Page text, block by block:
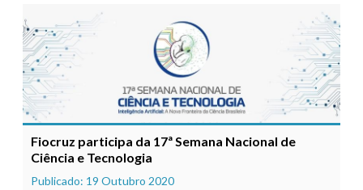
Fiocruz participa da 17ª Semana Nacional de
Ciência e Tecnologia
Publicado: 19 Outubro 2020